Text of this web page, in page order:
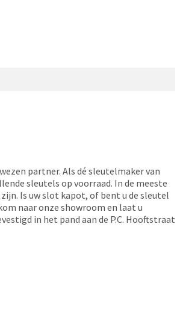
partner. Als dé sleutelmaker van
sleutels op voorraad. In de meeste
Is uw slot kapot, of bent u de sleutel
naar onze showroom en laat u
in het pand aan de P.C. Hooftstraat